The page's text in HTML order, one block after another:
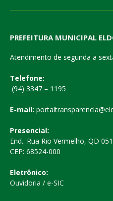
PREFEITURA MUNICIPAL
Atendimento de segunda a
Telefone:
(94) 3347 – 1195
E-mail:
Presencial:
End.: Rua Rio Vermelho, QD
CEP: 68524-000
Eletrônico:
Ouvidoria / e-SIC